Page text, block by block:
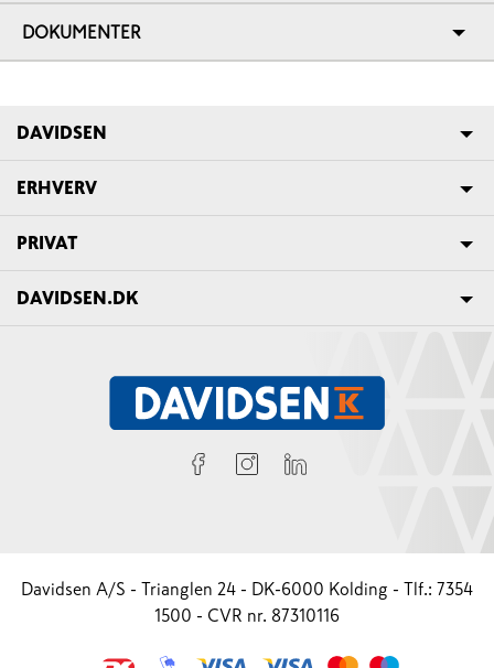
DOKUMENTER
DAVIDSEN
ERHVERV
PRIVAT
DAVIDSEN.DK
Davidsen A/S - Trianglen 24 - DK-6000 Kolding - Tlf.: 7354
1500 - CVR nr. 87310116